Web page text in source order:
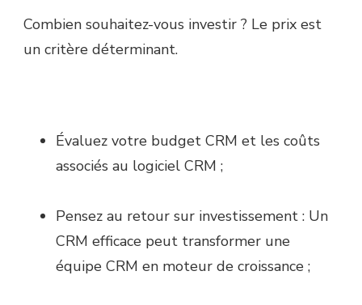
Combien souhaitez-vous investir ? Le prix est
un critère déterminant.
Évaluez votre budget CRM et les coûts
associés au logiciel CRM ;
Pensez au retour sur investissement : Un
CRM efficace peut transformer une
équipe CRM en moteur de croissance ;